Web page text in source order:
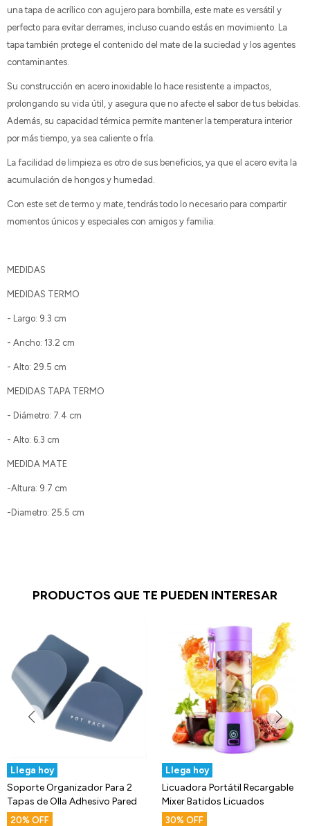
una tapa de acrílico con agujero para bombilla, este mate es versátil y
perfecto para evitar derrames, incluso cuando estás en movimiento. La
tapa también protege el contenido del mate de la suciedad y los agentes
contaminantes.
Su construcción en acero inoxidable lo hace resistente a impactos,
prolongando su vida útil, y asegura que no afecte el sabor de tus bebidas.
Además, su capacidad térmica permite mantener la temperatura interior
por más tiempo, ya sea caliente o fría.
La facilidad de limpieza es otro de sus beneficios, ya que el acero evita la
acumulación de hongos y humedad.
Con este set de termo y mate, tendrás todo lo necesario para compartir
momentos únicos y especiales con amigos y familia.
MEDIDAS
MEDIDAS TERMO
- Largo: 9.3 cm
- Ancho: 13.2 cm
- Alto: 29.5 cm
MEDIDAS TAPA TERMO
- Diámetro: 7.4 cm
- Alto: 6.3 cm
MEDIDA MATE
-Altura: 9.7 cm
-Diametro: 25.5 cm
PRODUCTOS QUE TE PUEDEN INTERESAR
Llega hoy
Soporte Organizador Para 2
Tapas de Olla Adhesivo Pared
20
Llega hoy
Licuadora Portátil Recargable
Mixer Batidos Licuados
30